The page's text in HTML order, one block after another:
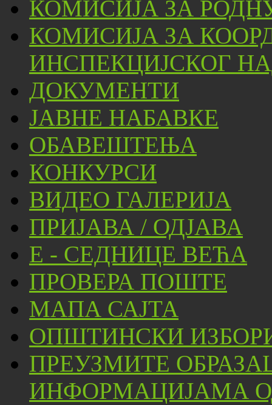
КОМИСИЈА ЗА
КОМИСИЈА ЗА
ИНСПЕКЦИЈСКОГ
ДОКУМЕНТИ
ЈАВНЕ НАБАВКЕ
ОБАВЕШТЕЊА
КОНКУРСИ
ВИДЕО ГАЛЕРИЈА
ПРИЈАВА / ОДЈАВА
Е - СЕДНИЦЕ ВЕЋА
ПРОВЕРА ПОШТЕ
МАПА САЈТА
ОПШТИНСКИ
ПРЕУЗМИТЕ
ИНФОРМАЦИЈАМА